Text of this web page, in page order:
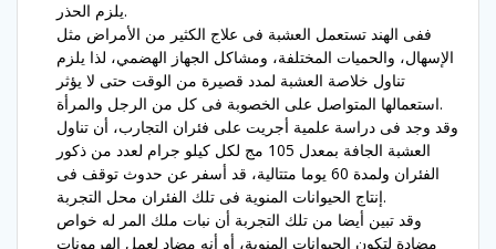
يلزم الحذر.
ففى الهند تستعمل العشبة فى علاج الكثير من الأمراض مثل
الإسهال، والحميات المختلفة، ومشاكل الجهاز الهضمي، لذا يلزم
تناول خلاصة العشبة لمدد قصيرة من الوقت حتى لا يؤثر
استعمالها المتواصل على الخصوبة فى كل من الرجل والمرأة.
وقد وجد فى دراسة علمية أجريت على فئران التجارب، أن تناول
العشبة الجافة بمعدل 105 مج لكل كيلو جرام لعدد من ذكور
الفئران ولمدة 60 يوما متتالية، قد أسفر عن حدوث توقف فى
إنتاج الحيوانات المنوية فى تلك الفئران محل التجربة.
وقد تبين أيضا من تلك التجربة أن نبات ملك المر له خواص
مضادة لتكون الحيوانات المنوية، أو أنه مضاد لعمل الهرمونات